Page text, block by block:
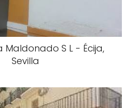
Maldonado S L - Écija,
Sevilla